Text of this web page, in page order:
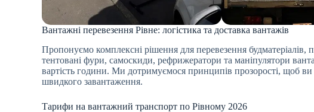
Вантажні перевезення Рівне: логістика та доставка вантажів
Пропонуємо комплексні рішення для перевезення
тентовані фури, самоскиди, рефрижератори та маніпулятори
вартість години. Ми дотримуємося принципів прозорості, щоб
швидкого завантаження.
Тарифи на вантажний транспорт по Рівному 2026